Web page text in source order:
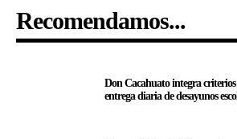
Recomendamos...
Don Cacahuato integra
entrega diaria de desayunos